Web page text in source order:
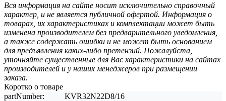
Вся информация на сайте носит исключительно справочный
характер, и не является публичной офертой. Информация о
товарах, их характеристиках и комплектации может быть
изменена производителем без предварительного уведомления,
а также содержать ошибки и не может быть основанием
для предъявления каких-либо претензий. Пожалуйста,
уточняйте существенные для Вас характеристики на сайтах
производителей и у наших менеджеров при размещении
заказа.
Коротко о товаре
partNumber:
KVR32N22D8/16